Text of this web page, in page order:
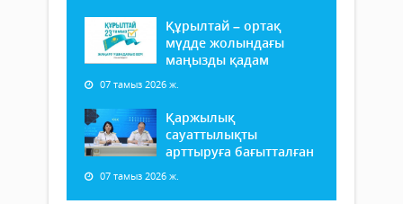
Құрылтай – ортақ
мүдде жолындағы
маңызды қадам
07 тамыз 2026 ж.
Қаржылық
сауаттылықты
арттыруға бағытталған
07 тамыз 2026 ж.